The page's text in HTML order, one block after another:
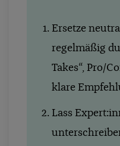
Ersetze
regelmäßig
Takes“, Pro/
klare
Lass